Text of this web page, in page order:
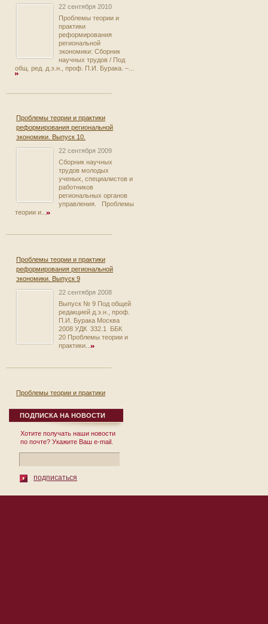
22 сентября 2010
Проблемы теории и
практики
реформирования
региональной
экономики: Сборник
научных трудов / Под
общ. ред. д.э.н., проф. П.И. Бурака. –...
Проблемы теории и практики
реформирования региональной
экономики. Выпуск 10.
22 сентября 2009
Сборник научных
трудов молодых
ученых, специалистов и
работников
региональных органов
управления. Проблемы
теории и...
Проблемы теории и практики
реформирования региональной
экономики. Выпуск 9
22 сентября 2008
Выпуск № 9 Под общей
редакцией д.э.н., проф.
П.И. Бурака Москва
2008 УДК 332.1 ББК
20 Проблемы теории и
практики...
Проблемы теории и практики
экономики. Выпуск 8.
12 сентября 2007
Сборник научных
трудов Выпуск № 8
Под общей редакцией
332.1 ББК ...
ПОДПИСКА НА НОВОСТИ
Хотите получать наши новости
по почте? Укажите Ваш e-mail.
подписаться